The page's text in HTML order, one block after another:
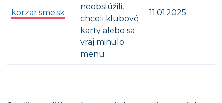
korzar.sme.sk
neobslúžili,
chceli klubové
karty alebo sa
vraj minulo
menu
11.01.2025